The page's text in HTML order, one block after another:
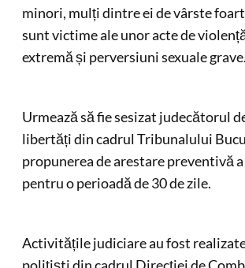
minori, mulți dintre ei de vârste
sunt victime ale unor acte de
extremă și perversiuni sexuale grave.
Urmează să fie sesizat judecătorul
libertăți din cadrul Tribunalului
propunerea de arestare preventivă
pentru o perioadă de 30 de zile.
Activitățile judiciare au fost